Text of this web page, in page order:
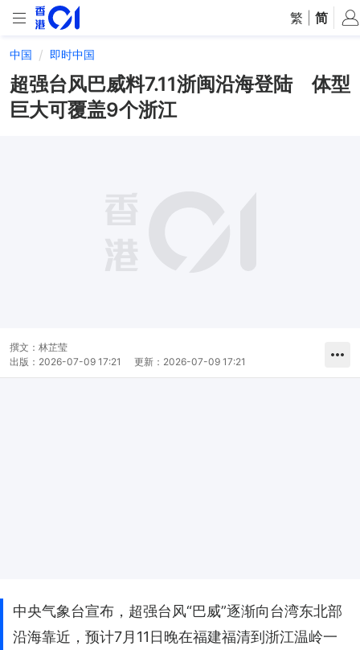
繁 简
中国 即时中国
超强台风巴威料7.11浙闽沿海登陆 体型
巨大可覆盖9个浙江
撰文： 林芷莹
出版： 2026-07-09 17:21 更新： 2026-07-09 17:21
中央气象台宣布，超强台风“巴威”逐渐向台湾东北部
沿海靠近，预计7月11日晚在福建福清到浙江温岭一